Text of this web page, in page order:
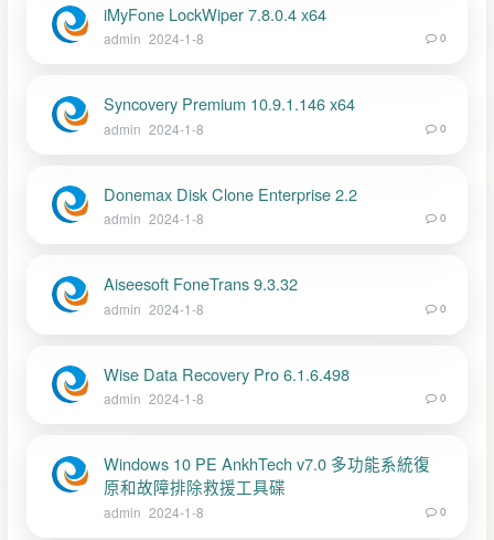
iMyFone LockWiper 7.8.0.4 x64
admin 2024-1-8 0
Syncovery Premium 10.9.1.146 x64
admin 2024-1-8 0
Donemax Disk Clone Enterprise 2.2
admin 2024-1-8 0
Aiseesoft FoneTrans 9.3.32
admin 2024-1-8 0
Wise Data Recovery Pro 6.1.6.498
admin 2024-1-8 0
Windows 10 PE AnkhTech v7.0 多功能系統復
原和故障排除救援工具碟
admin 2024-1-8 0